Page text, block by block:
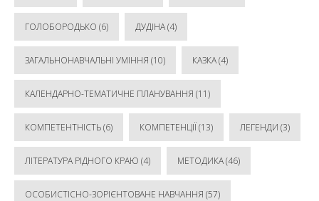
ГОЛОБОРОДЬКО (6) ДУДІНА(4)
ЗАГАЛЬНОНАВЧАЛЬНІ УМІННЯ (10) КАЗКА(4)
КАЛЕНДАРНО-ТЕМАТИЧНЕ ПЛАНУВАННЯ (11)
КОМПЕТЕНТНІСТЬ(6) КОМПЕТЕНЦІЇ (13) ЛЕГЕНДИ (3)
ЛІТЕРАТУРА РІДНОГО КРАЮ (4) МЕТОДИКА(46)
ОСОБИСТІСНО-ЗОРІЄНТОВАНЕ НАВЧАННЯ (57)